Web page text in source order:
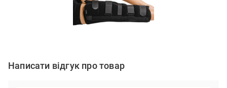
Написати відгук про товар